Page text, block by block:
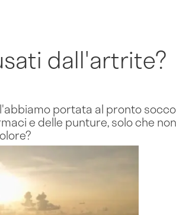
dall'artrite?
portata al pronto
e delle punture, solo che